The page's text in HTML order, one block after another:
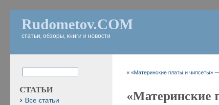
Rudometov.COM
статьи, обзоры, книги и новости
««Материнские платы и чипсеты»
«Материнские
СТАТЬИ
Все статьи